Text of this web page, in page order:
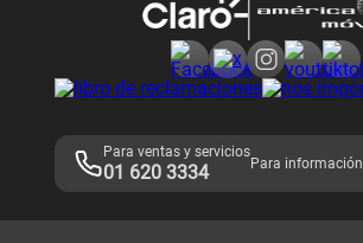
Adquirientes iPhone 6, 6S y SE
Mensaje de Seguridad
Términos y Condiciones de Tienda Claro
Libro de Reclamaciones
Para ventas y servicios
01 620 3334 Para información